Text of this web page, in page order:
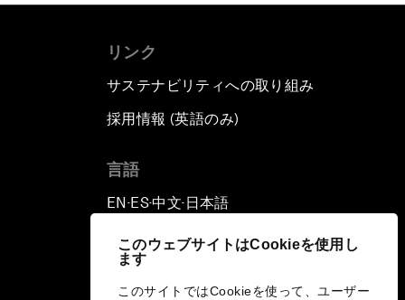
このウェブサイトはCookieを使用し
ます
このサイトではCookieを使って、ユーザー
リンク
サステナビリティへの取り組み
採用情報 (英語のみ)
言語
EN ▪ ES▪中文▪ 日本語